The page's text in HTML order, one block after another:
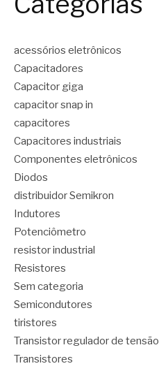
acessórios eletrônicos
Capacitadores
Capacitor giga
capacitor snap in
capacitores
Capacitores industriais
Componentes eletrônicos
Diodos
distribuidor Semikron
Indutores
Potenciômetro
resistor industrial
Resistores
Sem categoria
Semicondutores
tiristores
Transistor regulador de tensão
Transistores